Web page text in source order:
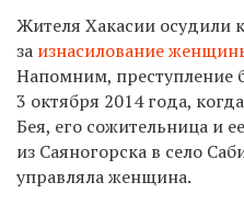
Жителя Хакасии осудили
за изнасилование
Напомним, преступление
3 октября 2014 года,
Бея, его сожительница и
из Саяногорска в село
управляла женщина.